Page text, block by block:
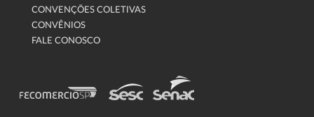
CONVENÇÕES COLETIVAS
CONVÊNIOS
FALE CONOSCO